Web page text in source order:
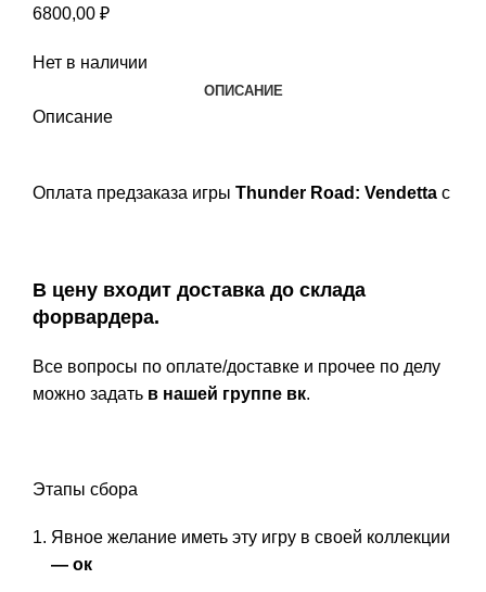
6800,00 ₽
Нет в наличии
ОПИСАНИЕ
Описание
Оплата предзаказа игры Thunder Road: Vendetta с
В цену входит доставка до склада
форвардера.
Все вопросы по оплате/доставке и прочее по делу
можно задать в нашей группе вк.
Этапы сбора
Явное желание иметь эту игру в своей коллекции
— ок